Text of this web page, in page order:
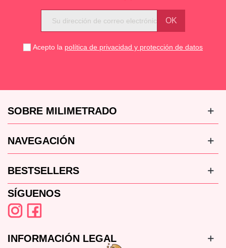
Acepto la política de privacidad y protección de datos
SOBRE MILIMETRADO
NAVEGACIÓN
BESTSELLERS
SÍGUENOS
INFORMACIÓN LEGAL